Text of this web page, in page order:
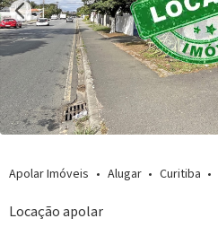
Apolar Imóveis Alugar Curitiba
Locação apolar